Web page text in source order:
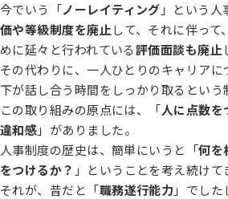
今でいう「ノーレイティング 」という人
価や等級制度を廃止して、それに伴って
めに延々と行われている評価面談も廃止
その代わりに、一人ひとりのキャリア
下が話し合う時間をしっかり取るという
この取り組みの原点には、「人に点数を
違和感」がありました。
人事制度の歴史は、簡単にいうと「何を
をつけるか？ 」ということを考え続けて
それが、昔だと「職務遂行能力 」でした